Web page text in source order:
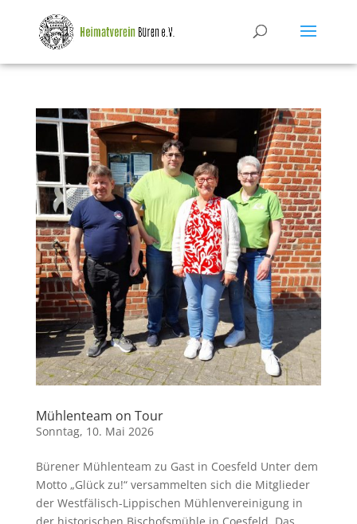
Mühlenteam on Tour
Sonntag, 10. Mai 2026
Bürener Mühlenteam zu Gast in Coesfeld Unter dem
Motto „Glück zu!“ versammelten sich die Mitglieder
der Westfälisch-Lippischen Mühlenvereinigung in